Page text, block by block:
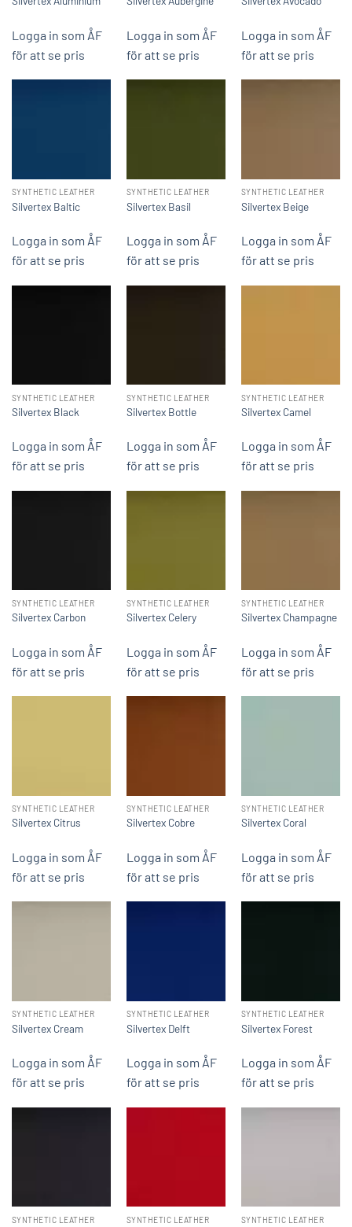
Logga in som ÅF
för att se pris
Logga in som ÅF
för att se pris
Logga in som ÅF
för att se pris
SYNTHETIC LEATHER
Silvertex Baltic
Logga in som ÅF
för att se pris
SYNTHETIC LEATHER
Silvertex Basil
Logga in som ÅF
för att se pris
SYNTHETIC LEATHER
Silvertex Beige
Logga in som ÅF
för att se pris
SYNTHETIC LEATHER
Silvertex Black
Logga in som ÅF
för att se pris
SYNTHETIC LEATHER
Silvertex Bottle
Logga in som ÅF
för att se pris
SYNTHETIC LEATHER
Silvertex Camel
Logga in som ÅF
för att se pris
SYNTHETIC LEATHER
Silvertex Carbon
Logga in som ÅF
för att se pris
SYNTHETIC LEATHER
Silvertex Celery
Logga in som ÅF
för att se pris
SYNTHETIC LEATHER
Silvertex Champagne
Logga in som ÅF
för att se pris
SYNTHETIC LEATHER
Silvertex Citrus
Logga in som ÅF
för att se pris
SYNTHETIC LEATHER
Silvertex Cobre
Logga in som ÅF
för att se pris
SYNTHETIC LEATHER
Silvertex Coral
Logga in som ÅF
för att se pris
SYNTHETIC LEATHER
Silvertex Cream
Logga in som ÅF
för att se pris
SYNTHETIC LEATHER
Silvertex Delft
Logga in som ÅF
för att se pris
SYNTHETIC LEATHER
Silvertex Forest
Logga in som ÅF
för att se pris
SYNTHETIC LEATHER SYNTHETIC LEATHER SYNTHETIC LEATHER